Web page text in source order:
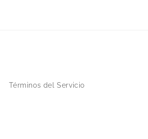
Términos del Servicio